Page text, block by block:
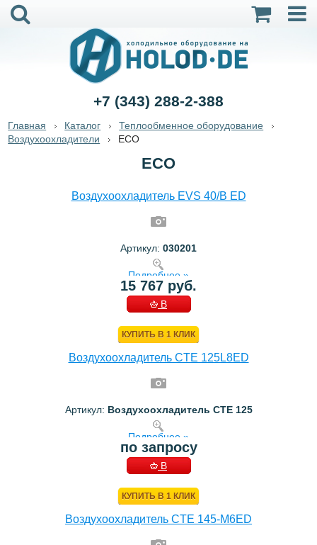
+7 (343) 288-2-388
Главная Каталог
Теплообменное оборудование
Воздухоохладители
ECO
ECO
Воздухоохладитель EVS 40/B ED
Артикул: 030201
Подробнее »
15 767 руб.
В
КУПИТЬ В 1 КЛИК
Воздухоохладитель CTE 125L8ED
Артикул: Воздухоохладитель CTE 125
Подробнее »
по запросу
В
КУПИТЬ В 1 КЛИК
Воздухоохладитель CTE 145-M6ED